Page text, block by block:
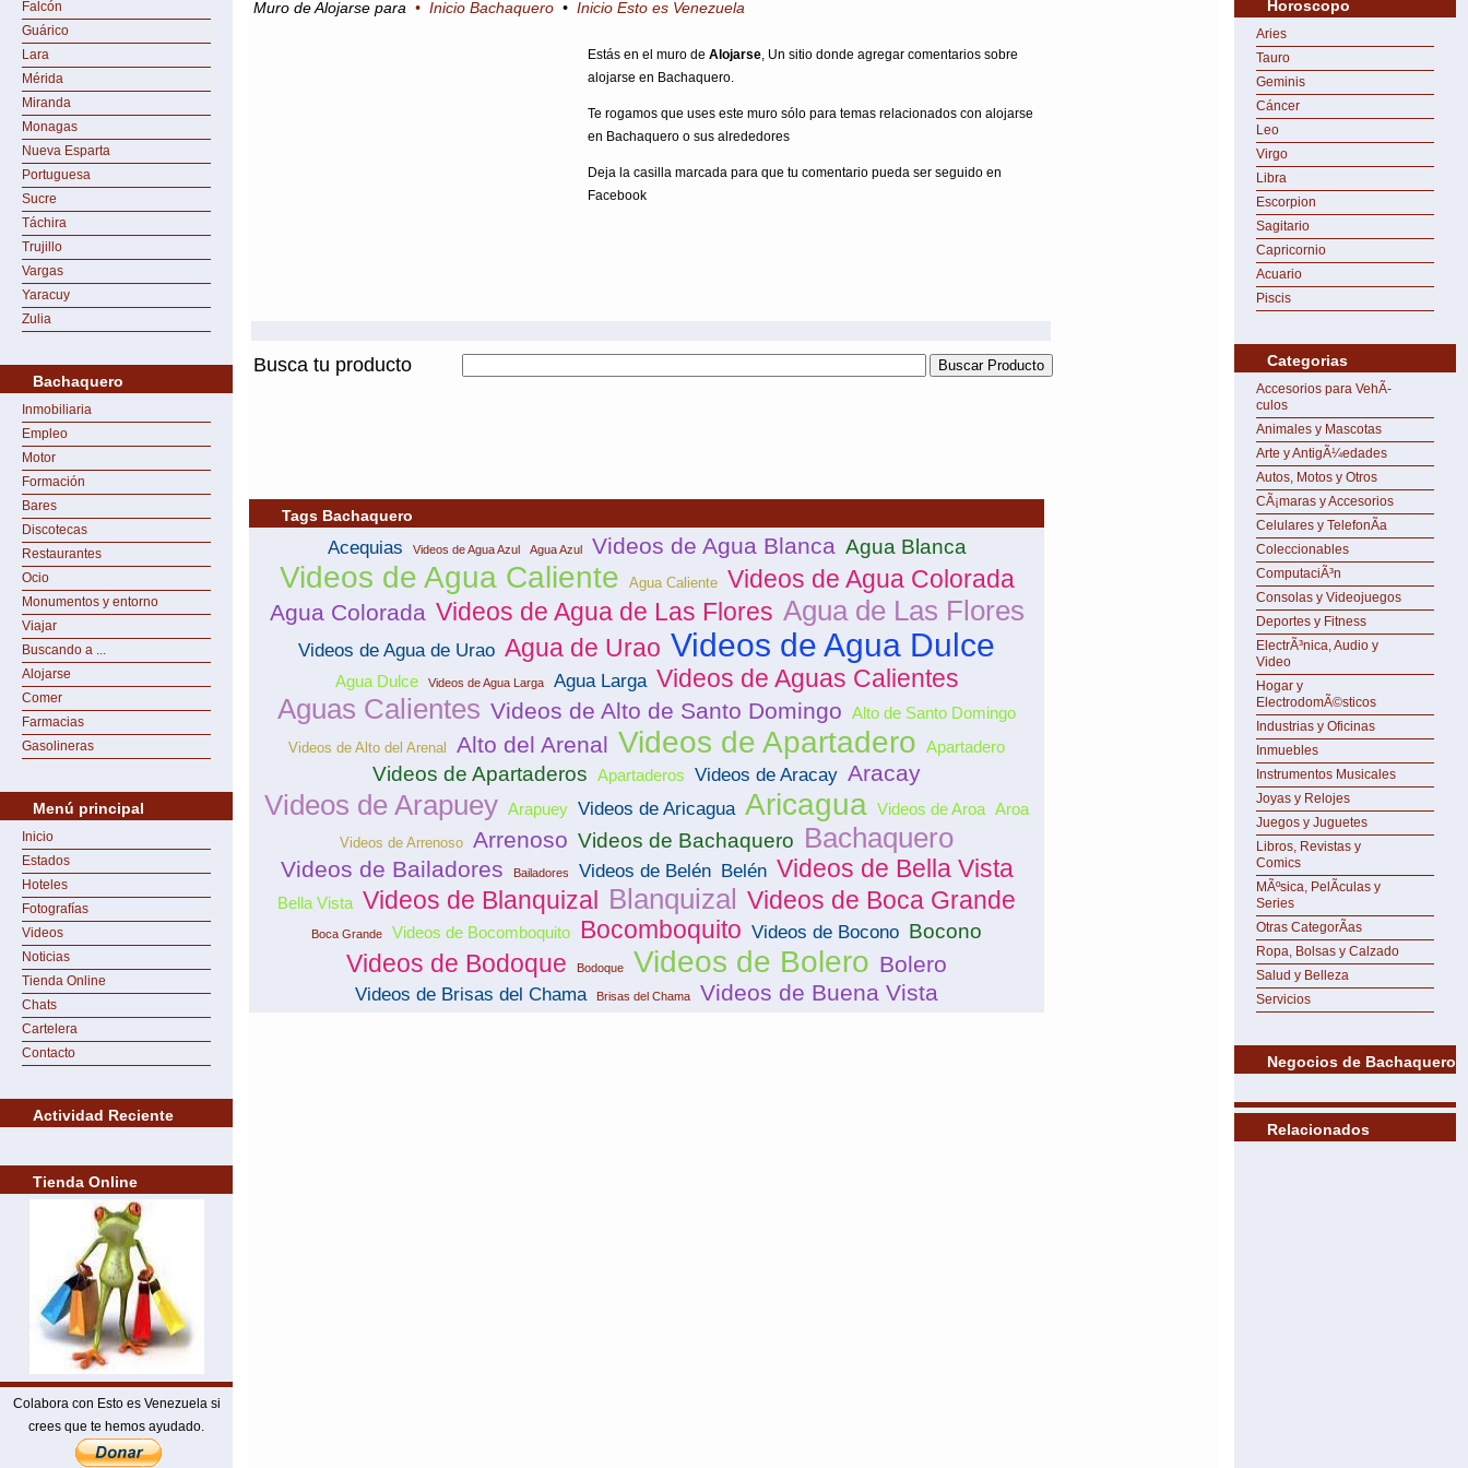
Falcón
Guárico
Lara
Mérida
Miranda
Monagas
Nueva Esparta
Portuguesa
Sucre
Táchira
Trujillo
Vargas
Yaracuy
Zulia
Bachaquero
Inmobiliaria
Empleo
Motor
Formación
Bares
Discotecas
Restaurantes
Ocio
Monumentos y entorno
Viajar
Buscando a ...
Alojarse
Comer
Farmacias
Gasolineras
Menú principal
Inicio
Estados
Hoteles
Fotografías
Videos
Noticias
Tienda Online
Chats
Cartelera
Contacto
Actividad Reciente
Tienda Online
Colabora con Esto es Venezuela si
crees que te hemos ayudado.
Muro de Alojarse para • Inicio Bachaquero • Inicio Esto es Venezuela
Estás en el muro de Alojarse, Un sitio donde agregar comentarios sobre
alojarse en Bachaquero.
Te rogamos que uses este muro sólo para temas relacionados con alojarse
en Bachaquero o sus alrededores
Deja la casilla marcada para que tu comentario pueda ser seguido en
Facebook
Busca tu producto
Tags Bachaquero
Acequias Videos de Agua Azul Agua Azul Videos de Agua Blanca Agua Blanca
Videos de Agua Caliente Agua Caliente Videos de Agua Colorada
Agua Colorada Videos de Agua de Las Flores Agua de Las Flores
Videos de Agua de Urao Agua de Urao Videos de Agua Dulce
Agua Dulce Videos de Agua Larga Agua Larga Videos de Aguas Calientes
Aguas Calientes Videos de Alto de Santo Domingo Alto de Santo Domingo
Videos de Alto del Arenal Alto del Arenal Videos de Apartadero Apartadero
Videos de Apartaderos Apartaderos Videos de Aracay Aracay
Videos de Arapuey Arapuey Videos de Aricagua Aricagua Videos de Aroa Aroa
Videos de Arrenoso Arrenoso Videos de Bachaquero Bachaquero
Videos de Bailadores Bailadores Videos de Belén Belén Videos de Bella Vista
Bella Vista Videos de Blanquizal Blanquizal Videos de Boca Grande
Boca Grande Videos de Bocomboquito Bocomboquito Videos de Bocono Bocono
Videos de Bodoque Bodoque Videos de Bolero Bolero
Videos de Brisas del Chama Brisas del Chama Videos de Buena Vista
Horoscopo
Aries
Tauro
Geminis
Cáncer
Leo
Virgo
Libra
Escorpion
Sagitario
Capricornio
Acuario
Piscis
Categorias
Accesorios para VehÃ­
culos
Animales y Mascotas
Arte y AntigÃ¼edades
Autos, Motos y Otros
CÃ¡maras y Accesorios
Celulares y TelefonÃ­a
Coleccionables
ComputaciÃ³n
Consolas y Videojuegos
Deportes y Fitness
ElectrÃ³nica, Audio y
Video
Hogar y
ElectrodomÃ©sticos
Industrias y Oficinas
Inmuebles
Instrumentos Musicales
Joyas y Relojes
Juegos y Juguetes
Libros, Revistas y
Comics
MÃºsica, PelÃ­culas y
Series
Otras CategorÃ­as
Ropa, Bolsas y Calzado
Salud y Belleza
Servicios
Negocios de Bachaquero
Relacionados